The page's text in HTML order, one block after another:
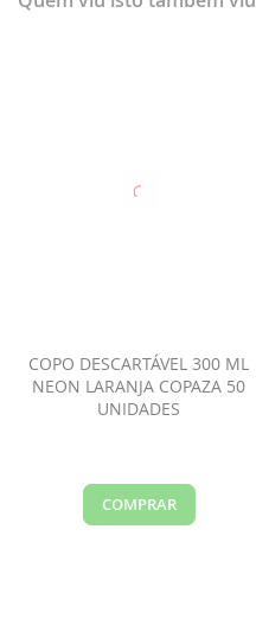
COPO DESCARTÁVEL 300 ML
NEON LARANJA COPAZA 50
UNIDADES
COMPRAR